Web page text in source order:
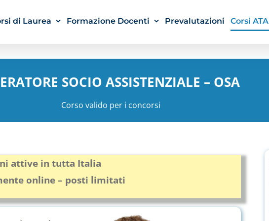
di Laurea Formazione Docenti Prevalutazioni Corsi ATA
SOCIO ASSISTENZIALE – OSA
Corso valido per i concorsi
attive in tutta Italia
online – posti limitati